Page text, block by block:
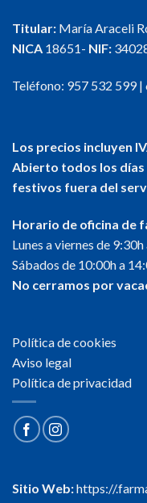
Titular: María Araceli
NICA 18651- NIF:
Teléfono: 957 532 599|
Los precios incluyen
Abierto todos los días
festivos fuera del
Horario de oficina de
Lunes a viernes de
Sábados de 10:00h a
No cerramos por
Política de cookies
Aviso legal
Política de privacidad
Sitio Web:https://